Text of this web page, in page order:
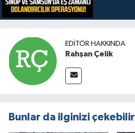
EDITÖR HAKKINDA
Rahşan Çelik
Bunlar da ilginizi çekebilir